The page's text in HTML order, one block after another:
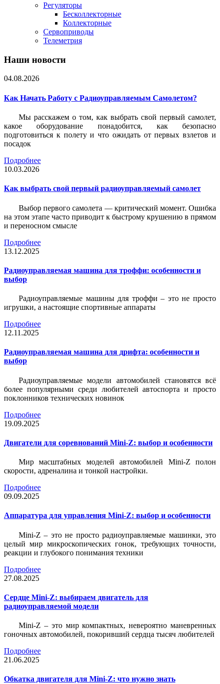
Регуляторы
Бесколлекторные
Коллекторные
Сервоприводы
Телеметрия
Наши новости
04.08.2026
Как Начать Работу с Радиоуправляемым Самолетом?
Мы расскажем о том, как выбрать свой первый самолет,
какое оборудование понадобится, как безопасно
подготовиться к полету и что ожидать от первых взлетов и
посадок
Подробнее
10.03.2026
Как выбрать свой первый радиоуправляемый самолет
Выбор первого самолета — критический момент. Ошибка
на этом этапе часто приводит к быстрому крушению в прямом
и переносном смысле
Подробнее
13.12.2025
Радиоуправляемая машина для троффи: особенности и
выбор
Радиоуправляемые машины для троффи – это не просто
игрушки, а настоящие спортивные аппараты
Подробнее
12.11.2025
Радиоуправляемая машина для дрифта: особенности и
выбор
Радиоуправляемые модели автомобилей становятся всё
более популярными среди любителей автоспорта и просто
поклонников технических новинок
Подробнее
19.09.2025
Двигатели для соревнований Mini-Z: выбор и особенности
Мир масштабных моделей автомобилей Mini-Z полон
скорости, адреналина и тонкой настройки.
Подробнее
09.09.2025
Аппаратура для управления Mini-Z: выбор и особенности
Mini-Z – это не просто радиоуправляемые машинки, это
целый мир микроскопических гонок, требующих точности,
реакции и глубокого понимания техники
Подробнее
27.08.2025
Сердце Mini-Z: выбираем двигатель для
радиоуправляемой модели
Mini-Z – это мир компактных, невероятно маневренных
гоночных автомобилей, покоривший сердца тысяч любителей
Подробнее
21.06.2025
Обкатка двигателя для Mini-Z: что нужно знать